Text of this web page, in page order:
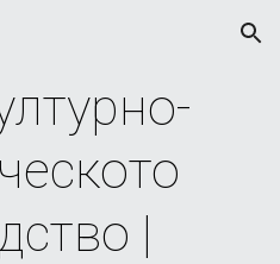
Skip to navigation
|